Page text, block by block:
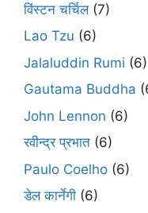
विंस्टन चर्चिल(7)
Lao Tzu (6)
Jalaluddin Rumi (6)
Gautama Buddha
John Lennon (6)
रवीन्द्र प्रभात (6)
Paulo Coelho (6)
डेल कार्नेगी (6)